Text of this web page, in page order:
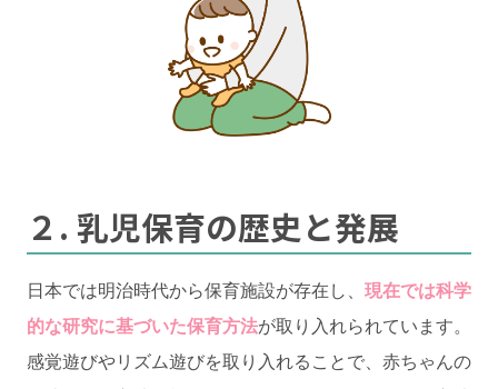
２. 乳児保育の歴史と発展
日本では明治時代から保育施設が存在し、 現在では科学
的な研究に基づいた保育方法が取り入れられています。
感覚遊びやリズム遊びを取り入れることで、赤ちゃんの